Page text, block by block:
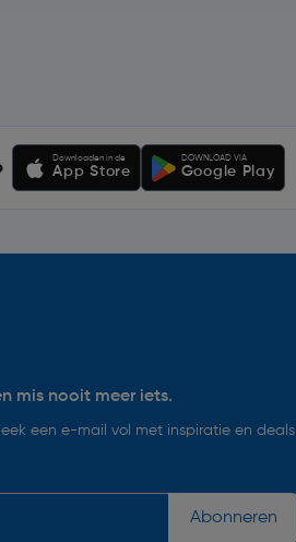
Downloaden in de
App Store
DOWNLOAD VIA
Google Play
mis nooit meer iets.
een e-mail vol met inspiratie en deals.
Abonneren